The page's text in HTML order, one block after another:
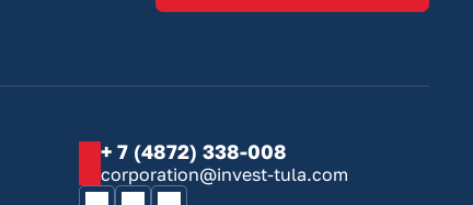
+ 7 (4872) 338-008
corporation@invest-tula.com